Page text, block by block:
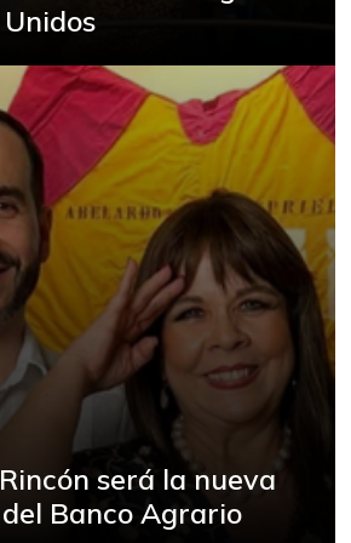
(Sistema de Información
será la nueva
Banco Agrario